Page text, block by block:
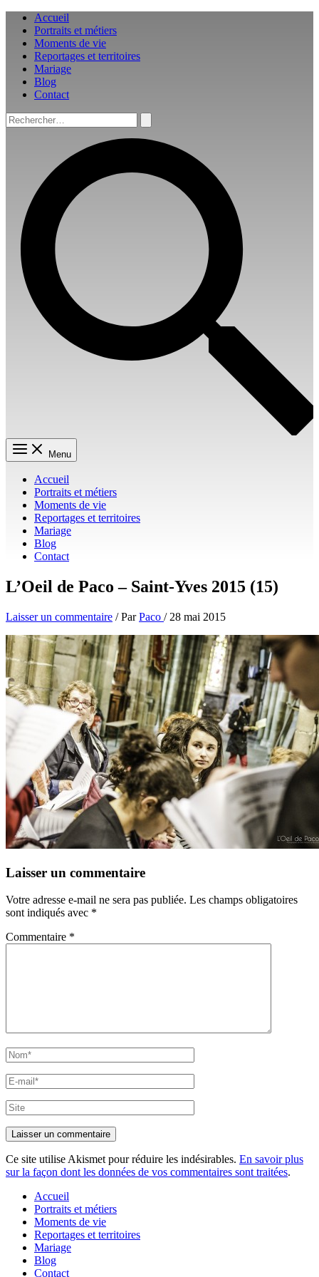
Aller
contenu
Accueil
Portraits et métiers
Moments de vie
Reportages et territoires
Mariage
Blog
Contact
Rechercher :
Menu
Accueil
Portraits et métiers
Moments de vie
Reportages et territoires
Mariage
Blog
Contact
L’Oeil de Paco – Saint-Yves 2015 (15)
Laisser un commentaire / ParPaco / 28 mai 2015
Laisser un commentaire
Votre adresse e-mail ne sera pas publiée. Les champs obligatoires
sont indiqués avec *
Commentaire *
Nom*
E-
mail*
Site
Ce site utilise Akismet pour réduire les indésirables. En savoir plus
sur la façon dont les données de vos commentaires sont traitées.
Accueil
Portraits et métiers
Moments de vie
Reportages et territoires
Mariage
Blog
Contact